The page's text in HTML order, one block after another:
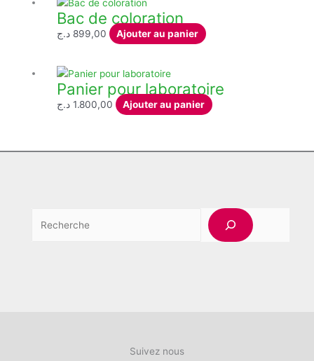
Bac de coloration
899,00 د.ج Ajouter au panier
Panier pour laboratoire
1.800,00 د.ج Ajouter au panier
Suivez nous